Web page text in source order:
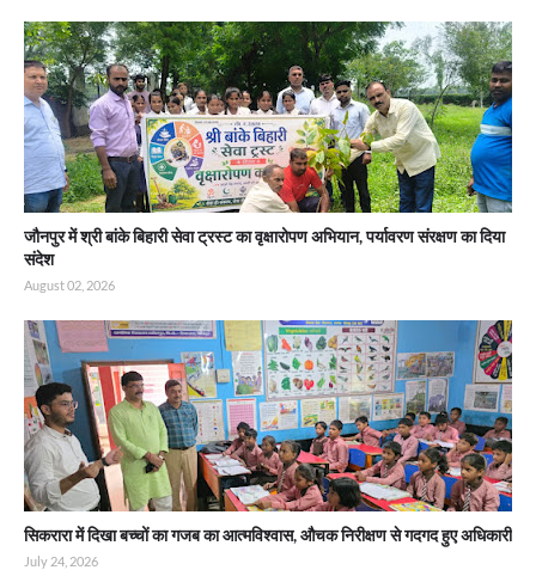
जौनपुर में श्री बांके बिहारी सेवा ट्रस्ट का वृक्षारोपण अभियान, पर्यावरण संरक्षण का दिया
संदेश
August 02, 2026
सिकरारा में दिखा बच्चों का गजब का आत्मविश्वास, औचक निरीक्षण से गदगद हुए अधिकारी
July 24, 2026